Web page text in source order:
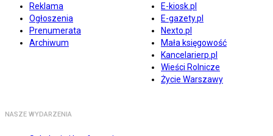
Reklama
Ogłoszenia
Prenumerata
Archiwum
E-kiosk.pl
E-gazety.pl
Nexto.pl
Mała księgowość
Kancelarierp.pl
Wieści Rolnicze
Życie Warszawy
NASZE WYDARZENIA